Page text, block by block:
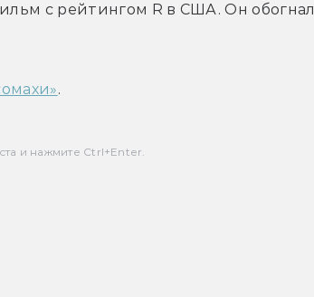
с рейтингом R в США. Он обогнал
.
и нажмите Ctrl+Enter.